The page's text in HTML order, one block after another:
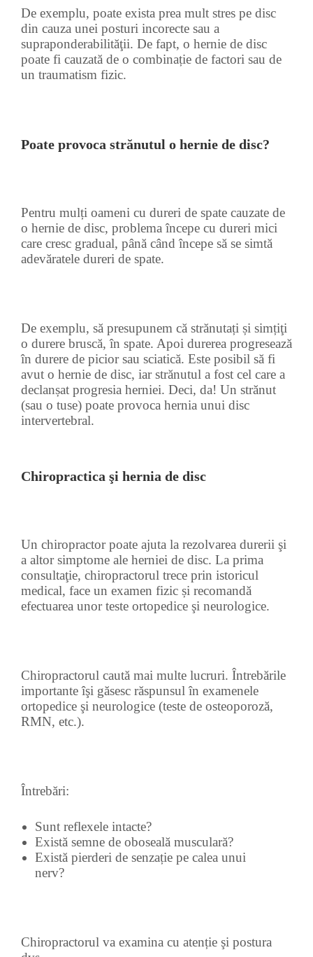
De exemplu, poate exista prea mult stres pe disc
din cauza unei posturi incorecte sau a
supraponderabilităţii. De fapt, o hernie de disc
poate fi cauzată de o combinație de factori sau de
un traumatism fizic.
Poate provoca strănutul o hernie de disc?
Pentru mulți oameni cu dureri de spate cauzate de
o hernie de disc, problema începe cu dureri mici
care cresc gradual, până când începe să se simtă
adevăratele dureri de spate.
De exemplu, să presupunem că strănutați și simțiţi
o durere bruscă, în spate. Apoi durerea progresează
în durere de picior sau sciatică. Este posibil să fi
avut o hernie de disc, iar strănutul a fost cel care a
declanșat progresia herniei. Deci, da! Un strănut
(sau o tuse) poate provoca hernia unui disc
intervertebral.
Chiropractica şi hernia de disc
Un chiropractor poate ajuta la rezolvarea durerii şi
a altor simptome ale herniei de disc. La prima
consultaţie, chiropractorul trece prin istoricul
medical, face un examen fizic și recomandă
efectuarea unor teste ortopedice şi neurologice.
Chiropractorul caută mai multe lucruri. Întrebările
importante îşi găsesc răspunsul în examenele
ortopedice şi neurologice (teste de osteoporoză,
RMN, etc.).
Întrebări:
Sunt reflexele intacte?
Există semne de oboseală musculară?
Există pierderi de senzație pe calea unui
nerv?
Chiropractorul va examina cu atenție şi postura